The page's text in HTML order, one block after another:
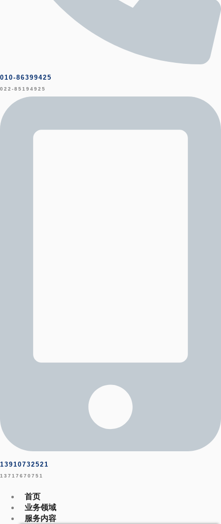
010-86399425
022-85194925
13910732521
13717670751
首页
业务领域
服务内容